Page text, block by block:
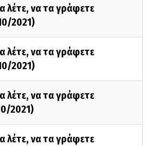
λέτε, να τα γράφετε
2021)
λέτε, να τα γράφετε
2021)
λέτε, να τα γράφετε
2021)
λέτε, να τα γράφετε